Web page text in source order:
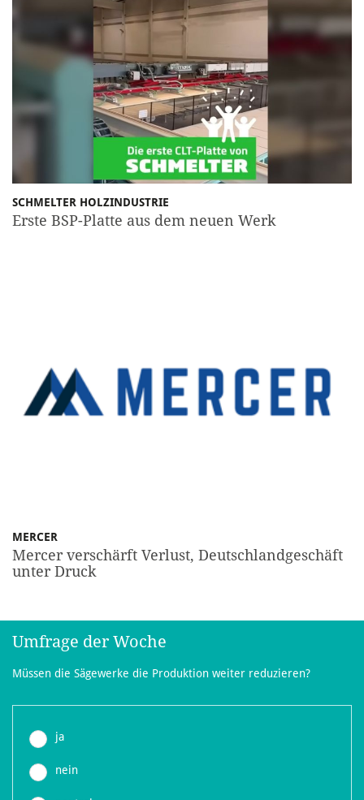
SCHMELTER HOLZINDUSTRIE
Erste BSP-Platte aus dem neuen Werk
MERCER
Mercer verschärft Verlust, Deutschlandgeschäft
unter Druck
Umfrage der Woche
Müssen die Sägewerke die Produktion weiter reduzieren?
ja
nein